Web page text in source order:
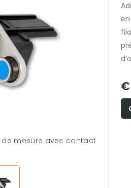
de mesure avec contact